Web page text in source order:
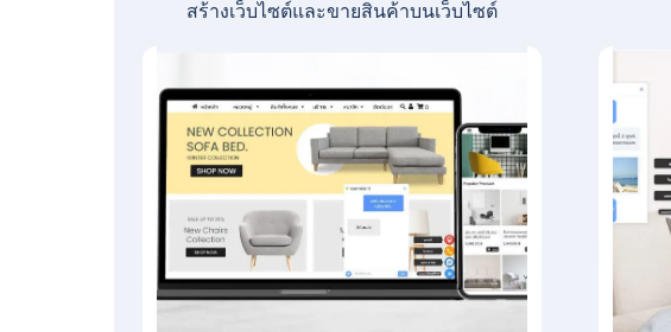
สร้างเว็บไซต์และขายสินค้าบนเว็บไซต์